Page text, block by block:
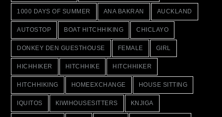
1000 DAYS OF SUMMER ANA BAKRAN AUCKLAND
AUTOSTOP BOAT HITCHHIKING CHICLAYO
DONKEY DEN GUESTHOUSE FEMALE GIRL
HICHHIKER HITCHHIKE HITCHHIKER
HITCHHIKING HOMEEXCHANGE HOUSE SITTING
IQUITOS KIWIHOUSESITTERS KNJIGA